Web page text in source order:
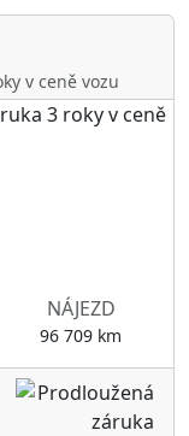
v ceně vozu
NÁJEZD
96 709 km